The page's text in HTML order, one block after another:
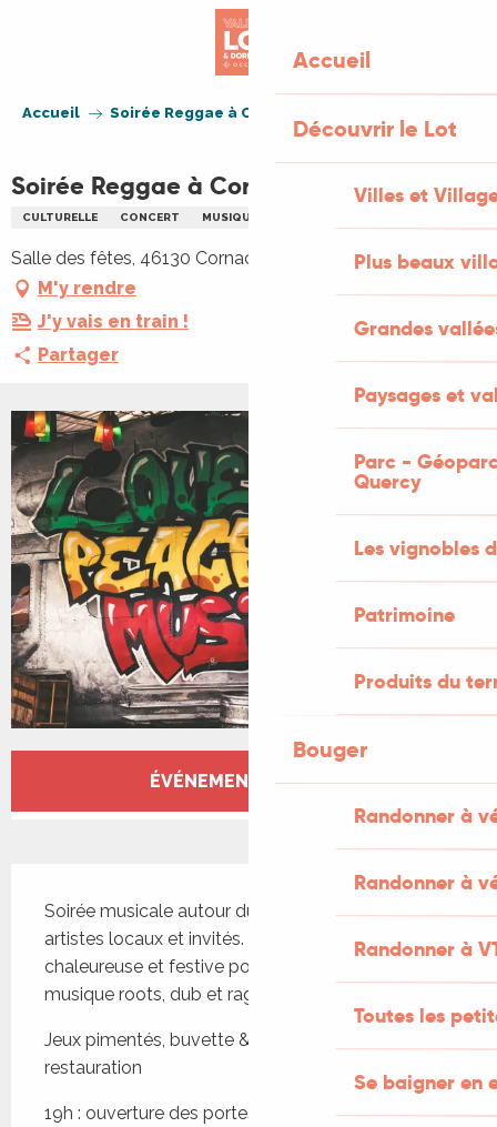
Accueil
Découvrir le Lot
Villes et
Plus beaux
Grandes
Paysages et
Parc -
Quercy
Les vignobles
Patrimoine
Produits du
Bouger
Randonner à
Randonner à
Randonner à
Toutes les
Se baigner en
Accueil Soirée Reggae à Cornac
Soirée Reggae à Cornac
CULTURELLE CONCERT MUSIQUE
Salle des fêtes, 46130 Cornac
M'y rendre
J'y vais en train !
Partager
Ouverture et coordonnées
ÉVÉNEMENT TERMINÉ
Soirée musicale autour du reggae avec des
artistes locaux et invités. Une ambiance
chaleureuse et festive pour les amateurs de
musique roots, dub et ragga
Jeux pimentés, buvette & bar à jus, petite
restauration
19h : ouverture des portes